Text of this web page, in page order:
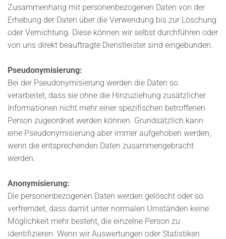
Zusammenhang mit personenbezogenen Daten von der
Erhebung der Daten über die Verwendung bis zur Löschung
oder Vernichtung. Diese können wir selbst durchführen oder
von uns direkt beauftragte Dienstleister sind eingebunden.
Pseudonymisierung:
Bei der Pseudonymisierung werden die Daten so
verarbeitet, dass sie ohne die Hinzuziehung zusätzlicher
Informationen nicht mehr einer spezifischen betroffenen
Person zugeordnet werden können. Grundsätzlich kann
eine Pseudonymisierung aber immer aufgehoben werden,
wenn die entsprechenden Daten zusammengebracht
werden.
Anonymisierung:
Die personenbezogenen Daten werden gelöscht oder so
verfremdet, dass damit unter normalen Umständen keine
Möglichkeit mehr besteht, die einzelne Person zu
identifizieren. Wenn wir Auswertungen oder Statistiken